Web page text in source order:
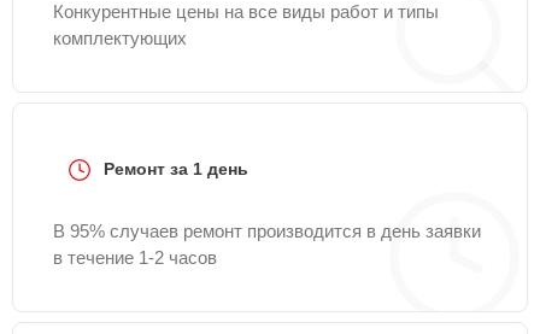
Конкурентные цены на все виды работ и типы
комплектующих
Ремонт за 1 день
В 95% случаев ремонт производится в день заявки
в течение 1-2 часов